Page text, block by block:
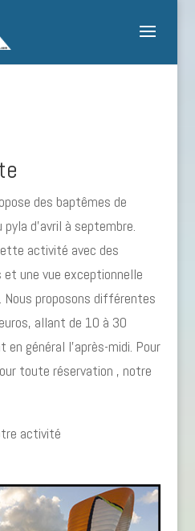
des baptêmes de
d’avril à septembre.
activité avec des
une vue exceptionnelle
Nous proposons différentes
allant de 10 à 30
général l’après-midi. Pour
toute réservation , notre
activité